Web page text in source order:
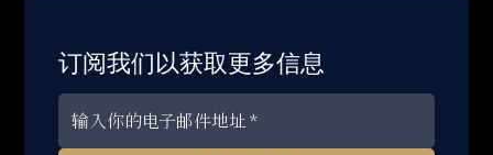
订阅我们以获取更多信息